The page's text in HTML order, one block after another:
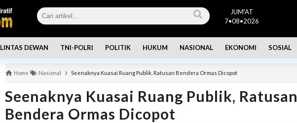
JUM'AT
7•08•2026
LINTAS DEWAN TNI-POLRI POLITIK HUKUM NASIONAL EKONOMI SOSIAL
Home Nasional Seenaknya Kuasai Ruang Publik, Ratusan Bendera Ormas Dicopot
Seenaknya Kuasai Ruang Publik, Ratusan
Bendera Ormas Dicopot